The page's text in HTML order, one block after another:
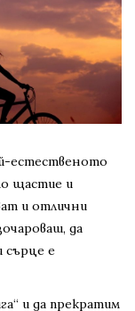
естественото
щастие и
и отлични
да
сърце е
и да прекратим